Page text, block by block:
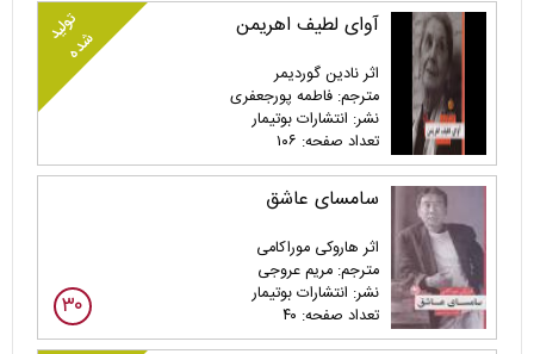
آوای لطیف اهریمن
اثر نادین گوردیمر
مترجم: فاطمه پورجعفری
نشر: انتشارات بوتیمار
تعداد صفحه: ۱۰۶
تولید
شده
سامسای عاشق
اثر هاروکی موراکامی
مترجم: مریم عروجی
نشر: انتشارات بوتیمار
تعداد صفحه: ۴۰
۳۰